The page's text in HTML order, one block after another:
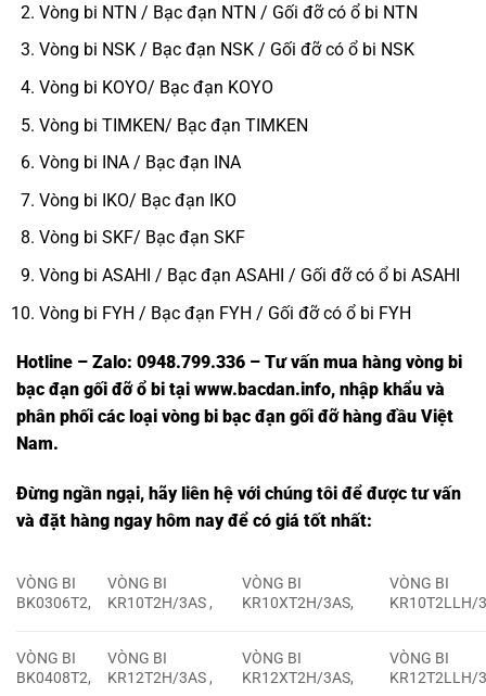
Vòng bi NTN / Bạc đạn NTN / Gối đỡ có ổ bi NTN
Vòng bi NSK / Bạc đạn NSK / Gối đỡ có ổ bi NSK
Vòng bi KOYO/ Bạc đạn KOYO
Vòng bi TIMKEN/ Bạc đạn TIMKEN
Vòng bi INA / Bạc đạn INA
Vòng bi IKO/ Bạc đạn IKO
Vòng bi SKF/ Bạc đạn SKF
Vòng bi ASAHI / Bạc đạn ASAHI / Gối đỡ có ổ bi ASAHI
Vòng bi FYH / Bạc đạn FYH / Gối đỡ có ổ bi FYH
Hotline – Zalo: 0948.799.336 – Tư vấn mua hàng vòng bi
bạc đạn gối đỡ ổ bi tại www.bacdan.info, nhập khẩu và
phân phối các loại vòng bi bạc đạn gối đỡ hàng đầu Việt
Nam.
Đừng ngần ngại, hãy liên hệ với chúng tôi để được tư vấn
và đặt hàng ngay hôm nay để có giá tốt nhất:
VÒNG BI
BK0306T2,
VÒNG BI
KR10T2H/3AS ,
VÒNG BI
KR10XT2H/3AS,
VÒNG BI
KR10T2LLH/
VÒNG BI
BK0408T2,
VÒNG BI
KR12T2H/3AS ,
VÒNG BI
KR12XT2H/3AS,
VÒNG BI
KR12T2LLH/